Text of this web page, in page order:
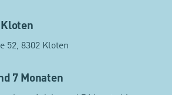
52, 8302 Kloten
7 Monaten